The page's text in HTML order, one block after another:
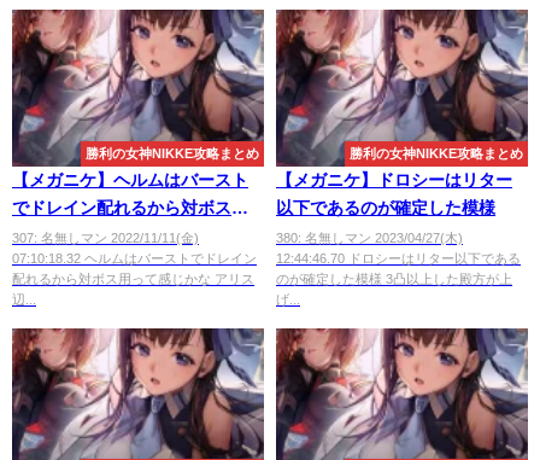
勝利の女神NIKKE攻略まとめ
【メガニケ】ヘルムはバースト
でドレイン配れるから対ボス用
って感じかな
307: 名無しマン 2022/11/11(金)
07:10:18.32 ヘルムはバーストでドレイン
配れるから対ボス用って感じかな アリス
辺...
勝利の女神NIKKE攻略まとめ
【メガニケ】ドロシーはリター
以下であるのが確定した模様
380: 名無しマン 2023/04/27(木)
12:44:46.70 ドロシーはリター以下である
のが確定した模様 3凸以上した殿方が上
げ...